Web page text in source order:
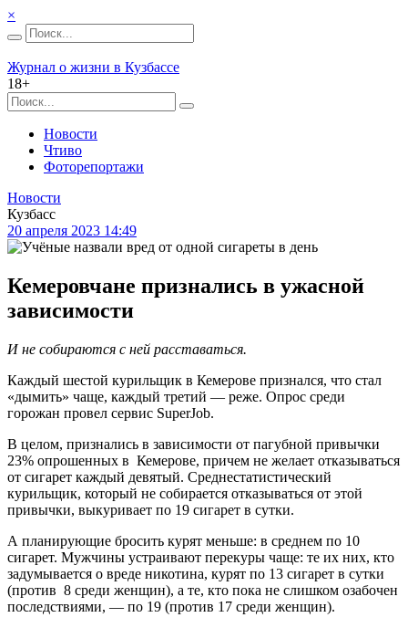
×
Журнал о жизни в Кузбассе
18+
Новости
Чтиво
Фоторепортажи
Новости
Кузбасс
20 апреля 2023 14:49
Кемеровчане признались в ужасной
зависимости
И не собираются с ней расставаться.
Каждый шестой курильщик в Кемерове признался, что стал
«дымить» чаще, каждый третий — реже. Опрос среди
горожан провел сервис SuperJob.
В целом, признались в зависимости от пагубной привычки
23% опрошенных в Кемерове, причем не желает отказываться
от сигарет каждый девятый. Среднестатистический
курильщик, который не собирается отказываться от этой
привычки, выкуривает по 19 сигарет в сутки.
А планирующие бросить курят меньше: в среднем по 10
сигарет. Мужчины устраивают перекуры чаще: те их них, кто
задумывается о вреде никотина, курят по 13 сигарет в сутки
(против 8 среди женщин), а те, кто пока не слишком озабочен
последствиями, — по 19 (против 17 среди женщин).